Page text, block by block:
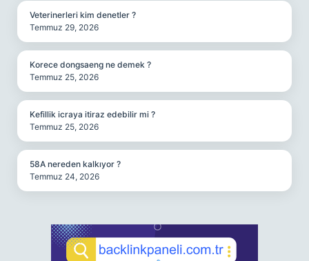
Veterinerleri kim denetler ?
Temmuz 29, 2026
Korece dongsaeng ne demek ?
Temmuz 25, 2026
Kefillik icraya itiraz edebilir mi ?
Temmuz 25, 2026
58A nereden kalkıyor ?
Temmuz 24, 2026